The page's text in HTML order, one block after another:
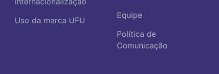
Uso da marca UFU
Equipe
Política de
Comunicação